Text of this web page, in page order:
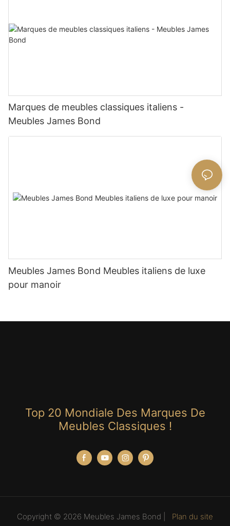
Marques de meubles classiques italiens -
Meubles James Bond
Meubles James Bond Meubles italiens de luxe
pour manoir
Top 20 Mondiale Des Marques De
Meubles Classiques !
Copyright © 2026 Meubles James Bond | Plan du site